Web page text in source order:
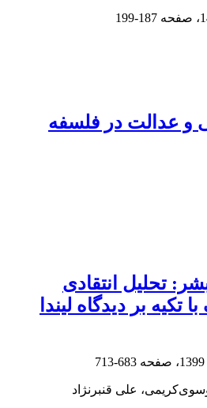
187-199
و عدالت در فلسفه
تحلیل انتقادی
بر دیدگاه لیندا
683-713
علی قنبرنژاد